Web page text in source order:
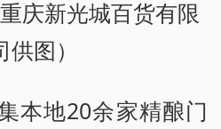
庆新光城百货有限
供图）
本地20余家精酿门